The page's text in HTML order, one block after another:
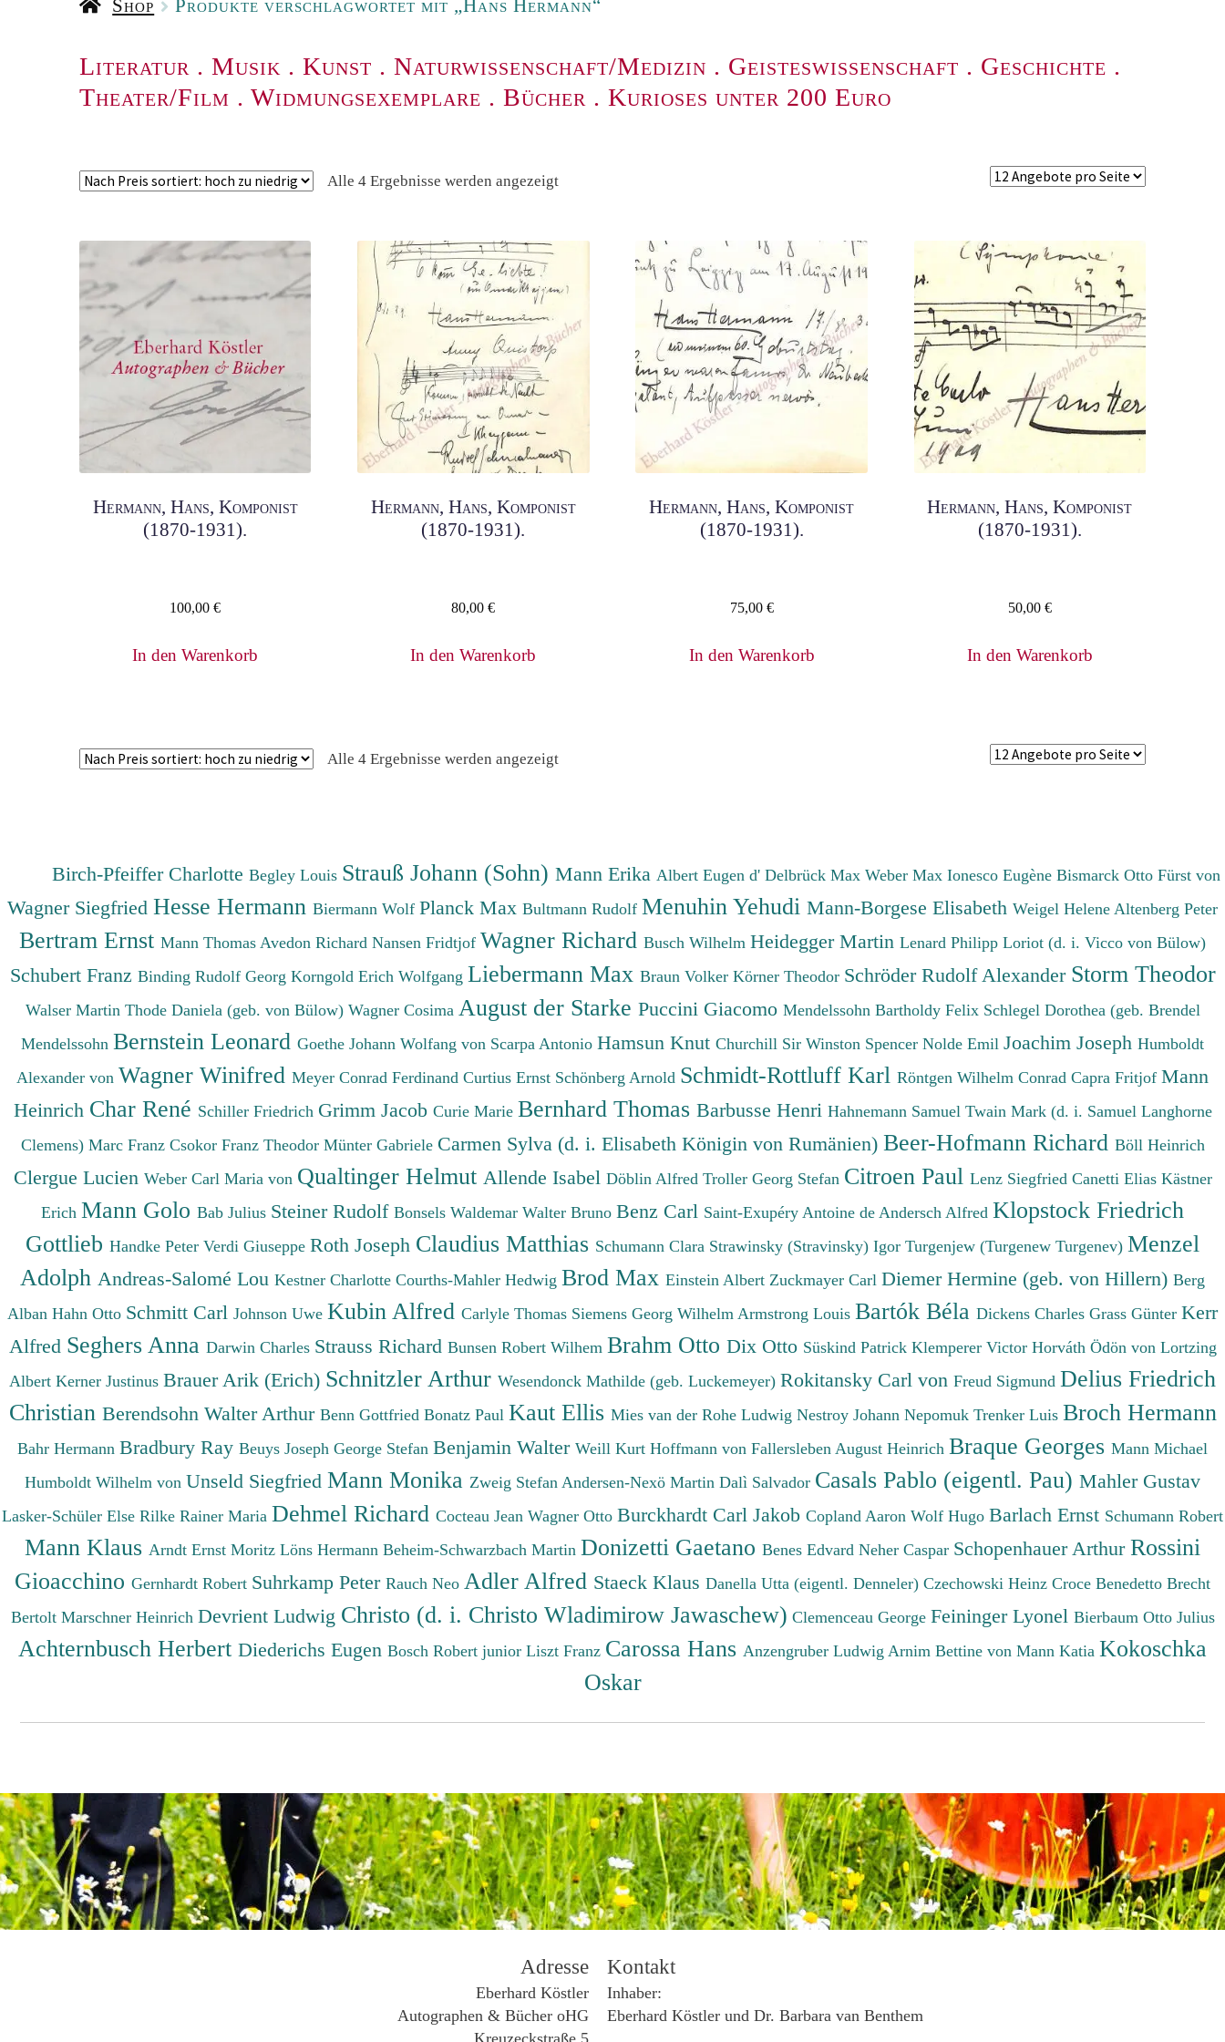
Shop Produkte verschlagwortet mit „Hans Hermann“
Literatur . Musik . Kunst . Naturwissenschaft/Medizin . Geisteswissenschaft . Geschichte .
Theater/Film . Widmungsexemplare . Bücher . Kurioses unter 200 Euro
Alle 4 Ergebnisse werden angezeigtNach
absteigend
Hermann, Hans, Komponist
(1870-1931).
100,00€
In den Warenkorb
Hermann, Hans, Komponist
(1870-1931).
80,00€
In den Warenkorb
Hermann, Hans, Komponist
(1870-1931).
75,00 €
In den Warenkorb
Hermann, Hans, Komponist
(1870-1931).
50,00 €
In den Warenkorb
Alle 4 Ergebnisse werden angezeigtNach
Birch-Pfeiffer CharlotteBegley Louis Strauß Johann (Sohn)Mann Erika Albert Eugen d'Delbrück MaxWeber MaxIonesco EugèneBismarck Otto Fürst von
Wagner Siegfried Hesse Hermann Biermann Wolf Planck Max Bultmann Rudolf Menuhin Yehudi Mann-Borgese Elisabeth Weigel Helene Altenberg Peter
Bertram Ernst Mann Thomas Avedon Richard Nansen Fridtjof Wagner Richard Busch Wilhelm Heidegger Martin Lenard Philipp Loriot (d. i. Vicco von Bülow)
Schubert Franz Binding Rudolf Georg Korngold Erich Wolfgang Liebermann Max Braun Volker Körner Theodor Schröder Rudolf Alexander Storm Theodor
Walser Martin Thode Daniela (geb. von Bülow) Wagner Cosima August der Starke Puccini Giacomo Mendelssohn Bartholdy Felix Schlegel Dorothea (geb. Brendel
Mendelssohn Bernstein Leonard Goethe Johann Wolfang von Scarpa Antonio Hamsun Knut Churchill Sir Winston Spencer Nolde Emil Joachim Joseph Humboldt
Alexander von Wagner Winifred Meyer Conrad Ferdinand Curtius Ernst Schönberg Arnold Schmidt-Rottluff Karl Röntgen Wilhelm Conrad Capra Fritjof Mann
Heinrich Char René Schiller Friedrich Grimm Jacob Curie Marie Bernhard Thomas Barbusse Henri Hahnemann Samuel Twain Mark (d. i. Samuel Langhorne
Clemens) Marc Franz Csokor Franz Theodor Münter Gabriele Carmen Sylva (d. i. Elisabeth Königin von Rumänien) Beer-Hofmann Richard Böll Heinrich
Clergue Lucien Weber Carl Maria von Qualtinger Helmut Allende Isabel Döblin Alfred Troller Georg Stefan Citroen Paul Lenz Siegfried Canetti Elias Kästner
Erich Mann Golo Bab Julius Steiner Rudolf Bonsels Waldemar Walter Bruno Benz Carl Saint-Exupéry Antoine de Andersch Alfred Klopstock Friedrich
Gottlieb Handke Peter Verdi Giuseppe Roth Joseph Claudius Matthias Schumann Clara Strawinsky (Stravinsky) Igor Turgenjew (Turgenew Turgenev) Menzel
Adolph Andreas-Salomé Lou Kestner Charlotte Courths-Mahler Hedwig Brod Max Einstein Albert Zuckmayer Carl Diemer Hermine (geb. von Hillern) Berg
Alban Hahn Otto Schmitt Carl Johnson Uwe Kubin Alfred Carlyle Thomas Siemens Georg Wilhelm Armstrong Louis Bartók Béla Dickens Charles Grass Günter Kerr
Alfred Seghers Anna Darwin Charles Strauss Richard Bunsen Robert Wilhem Brahm Otto Dix Otto Süskind Patrick Klemperer Victor Horváth Ödön von Lortzing
Albert Kerner Justinus Brauer Arik (Erich) Schnitzler Arthur Wesendonck Mathilde (geb. Luckemeyer) Rokitansky Carl von Freud Sigmund Delius Friedrich
Christian Berendsohn Walter Arthur Benn Gottfried Bonatz Paul Kaut Ellis Mies van der Rohe Ludwig Nestroy Johann Nepomuk Trenker Luis Broch Hermann
Bahr Hermann Bradbury Ray Beuys Joseph George Stefan Benjamin Walter Weill Kurt Hoffmann von Fallersleben August Heinrich Braque Georges Mann Michael
Humboldt Wilhelm von Unseld Siegfried Mann Monika Zweig Stefan Andersen-Nexö Martin Dalì Salvador Casals Pablo (eigentl. Pau) Mahler Gustav
Lasker-Schüler Else Rilke Rainer Maria Dehmel Richard Cocteau Jean Wagner Otto Burckhardt Carl Jakob Copland Aaron Wolf Hugo Barlach Ernst Schumann Robert
Mann Klaus Arndt Ernst Moritz Löns Hermann Beheim-Schwarzbach Martin Donizetti Gaetano Benes Edvard Neher Caspar Schopenhauer Arthur Rossini
Gioacchino Gernhardt Robert Suhrkamp Peter Rauch Neo Adler Alfred Staeck Klaus Danella Utta (eigentl. Denneler) Czechowski Heinz Croce Benedetto Brecht
Bertolt Marschner Heinrich Devrient Ludwig Christo (d. i. Christo Wladimirow Jawaschew) Clemenceau George Feininger Lyonel Bierbaum Otto Julius
Achternbusch Herbert Diederichs Eugen Bosch Robert junior Liszt Franz Carossa Hans Anzengruber Ludwig Arnim Bettine von Mann Katia Kokoschka
Oskar
Adresse
Eberhard Köstler
Autographen & Bücher oHG
Kontakt
Inhaber:
Eberhard Köstler und Dr. Barbara van Benthem